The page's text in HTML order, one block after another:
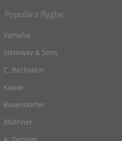
Populära flyglar
Yamaha
Steinway & Sons
C. Bechstein
Kawai
Bosendorfer
Blüthner
A. Dengler